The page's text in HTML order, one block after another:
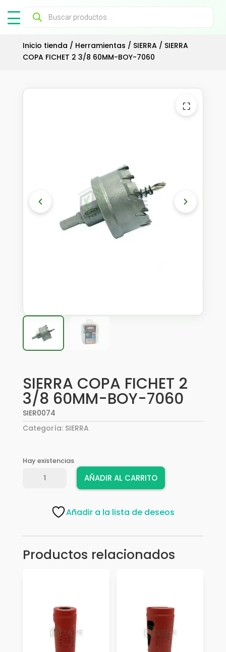
Búsqueda
productos
Inicio tienda / Herramientas / SIERRA/ SIERRA
COPA FICHET 2 3/8 60MM-BOY-7060
⛶
SIERRA COPA FICHET 2
3/8 60MM-BOY-7060
SIER0074
Categoría: SIERRA
Hay existencias
SIERRA
7060
AÑADIR AL CARRITO
Añadir a la lista de deseos
Productos relacionados